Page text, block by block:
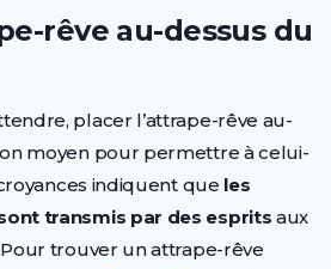
rêve au-dessus du
placer l’attrape-rêve au-
moyen pour permettre à celui-
indiquent que les
transmis par des esprits aux
trouver un attrape-rêve